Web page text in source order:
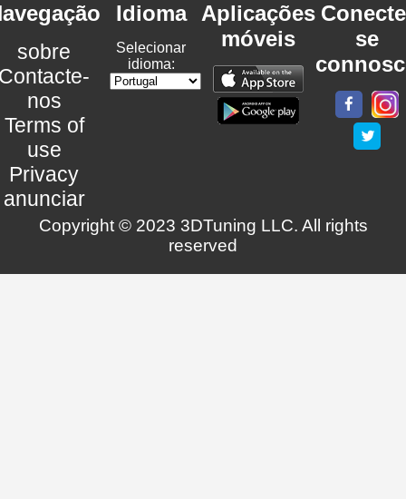
sobre
nos
Terms of
use
Privacy
anunciar
Idioma
Selecionar
idioma:
Aplicações
móveis
se
Copyright © 2023 3DTuning LLC. All rights
reserved